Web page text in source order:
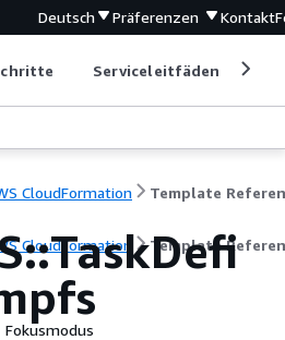
Deutsch Präferenzen Kontakt
Serviceleitfäden
CloudFormation Template
CloudFormation Template
Fokusmodus